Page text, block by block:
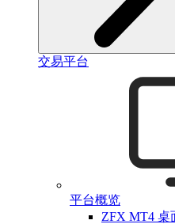
交易平台
平台概览
ZFX MT4 桌